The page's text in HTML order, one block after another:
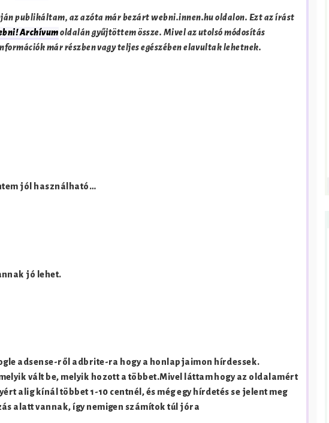
publikáltam, az azóta már bezárt webni.innen.hu oldalon. Ezt az írást
Archívumoldalán gyűjtöttem össze. Mivel az utolsó módosítás
már részben vagy teljes egészében elavultak lehetnek.
jól használható…
jó lehet.
adsense-ről adbrite-ra hogy a honlapjaimon hírdessek.
vált be, melyik hozott a többet.Mivel láttam hogy az oldalamért
alig kínál többet 1-10 centnél, és még egy hírdetés se jelent meg
alatt vannak, így nemigen számítok túl jóra